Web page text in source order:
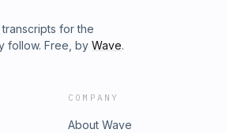
(WORLD OF ART learn with JIGSAW
回到过去”《炉石传说》、《星之卡比：
赛车8》、《美少女梦工厂5》1:06:37
他游戏：《大航海时代》《鸟的故事》(A
transcripts for the
follow. Free, by Wave.
COMPANY
About Wave